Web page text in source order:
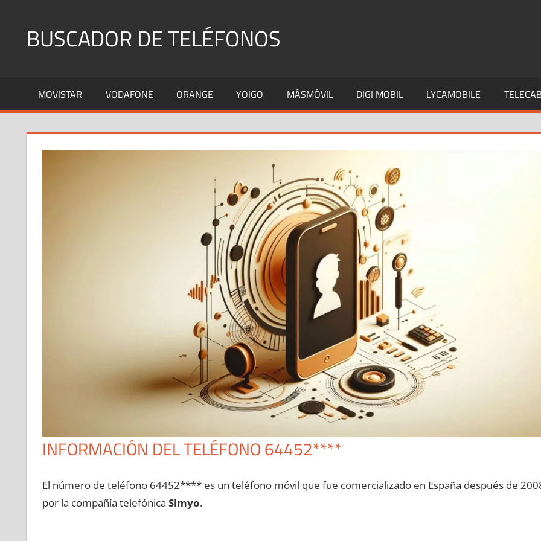
contenidoBUSCADOR DE TELÉFONOS
Fijos
y
MOVISTAR VODAFONE ORANGE YOIGO MÁSMÓVIL DIGI MOBIL LYCAMOBILE
INFORMACIÓN DEL TELÉFONO 64452****
El número dе teléfono 64452**** es un teléfono móvil quе fue comercializado en España después dе
pοr la compañía telefónica Simyo.